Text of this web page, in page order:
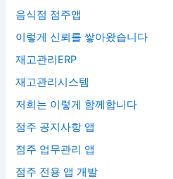
음식점 점주앱
이렇게 신뢰를 쌓아왔습니다
재고관리ERP
재고관리시스템
저희는 이렇게 함께합니다
점주 공지사항 앱
점주 업무관리 앱
점주 전용 앱 개발